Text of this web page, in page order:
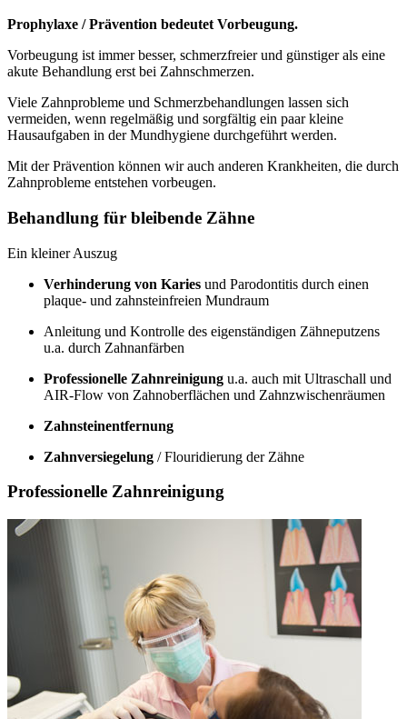
Prophylaxe / Prävention bedeutet Vorbeugung.
Vorbeugung ist immer besser, schmerzfreier und günstiger als eine
akute Behandlung erst bei Zahnschmerzen.
Viele Zahnprobleme und Schmerzbehandlungen lassen sich
vermeiden, wenn regelmäßig und sorgfältig ein paar kleine
Hausaufgaben in der Mundhygiene durchgeführt werden.
Mit der Prävention können wir auch anderen Krankheiten, die durch
Zahnprobleme entstehen vorbeugen.
Behandlung für bleibende Zähne
Ein kleiner Auszug
Verhinderung von Karies und Parodontitis durch einen
plaque- und zahnsteinfreien Mundraum
Anleitung und Kontrolle des eigenständigen Zähneputzens
u.a. durch Zahnanfärben
Professionelle Zahnreinigung u.a. auch mit Ultraschall und
AIR-Flow von Zahnoberflächen und Zahnzwischenräumen
Zahnsteinentfernung
Zahnversiegelung / Flouridierung der Zähne
Professionelle Zahnreinigung